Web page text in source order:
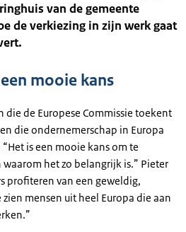
van de gemeente
de verkiezing in zijn werk gaat
een mooie kans
die de Europese Commissie toekent
die ondernemerschap in Europa
is een mooie kans om te
het zo belangrijk is.” Pieter
profiteren van een geweldig,
mensen uit heel Europa die aan